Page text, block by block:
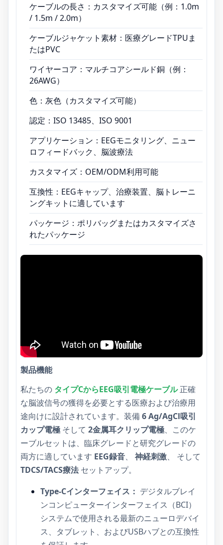
ケーブルの長さ：カスタマイズ可能（例：1.0m
/ 1.5m / 2.0m）
ケーブルジャケット素材：医療グレードTPUま
たはPVC
ワイヤーコア：マルチコアシールド銅（例：
26AWG）
色：灰色（カスタマイズ可能）
認定：ISO 13485、ISO 9001
アプリケーション：EEGモニタリング、ニュー
ロフィードバック、脳波療法
カスタマイズ：OEM/ODM利用可能
互換性：EEGキャップ、治療装置、脳トレーニ
ングキットに適しています
パッケージ：ポリバッグまたはカスタマイズさ
れたパッケージ
製品機能
私たちの タイプCからEEG吸引電極ケーブル正確
な脳波信号の獲得を必要とする医療および治療用
途向けに設計されています。装備6 Ag/AgCl吸引
カップ電極そして 2金属耳クリップ電極、このケ
ーブルセットは、臨床グレードと研究グレードの
両方に適しています EEG録音、 神経刺激、 そして
TDCS/TACS療法 セットアップ。
Type-Cインターフェイス： デジタルブレイ
ンコンピューターインターフェイス（BCI）
システムで使用される最新のニューロデバイ
ス、タブレット、およびUSBハブとの互換性